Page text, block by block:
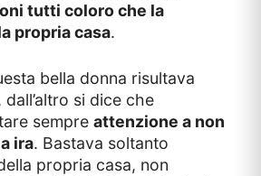
tutti coloro che la
propria casa.
bella donna risultava
si dice che
sempre attenzione a non
ira. Bastava soltanto
propria casa, non